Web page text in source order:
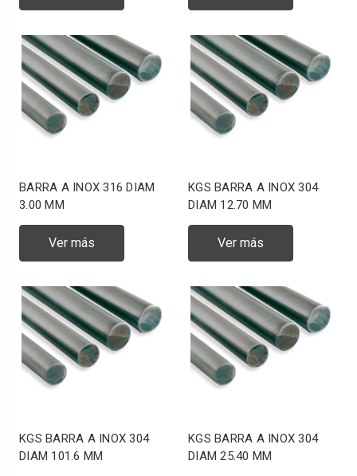
BARRA A INOX 316 DIAM
3.00 MM
Ver más
KGS BARRA A INOX 304
DIAM 12.70 MM
Ver más
KGS BARRA A INOX 304
DIAM 101.6 MM
KGS BARRA A INOX 304
DIAM 25.40 MM